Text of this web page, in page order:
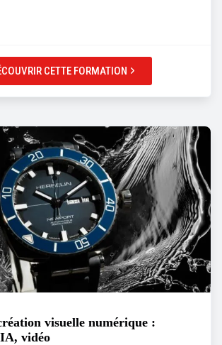
CETTE FORMATION
visuelle numérique :
vidéo